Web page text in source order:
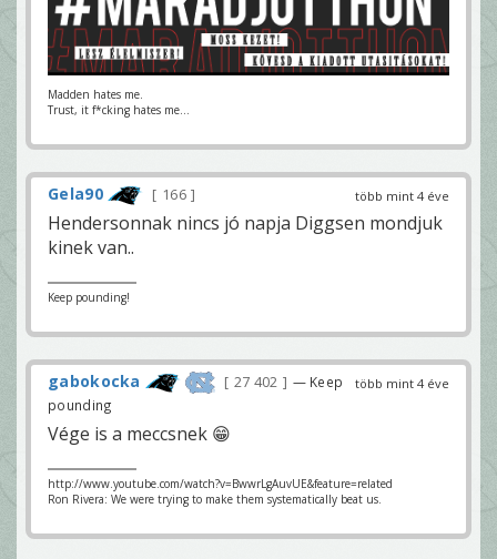
Madden hates me.
Trust, it f*cking hates me...
több mint 4 éve
Gela90 166
Hendersonnak nincs jó napja Diggsen mondjuk
kinek van..
Keep pounding!
több mint 4 éve
gabokocka 27 402
— Keep
pounding
Vége is a meccsnek 😁
http://www.youtube.com/watch?v=BwwrLgAuvUE&feature=related
Ron Rivera: We were trying to make them systematically beat us.